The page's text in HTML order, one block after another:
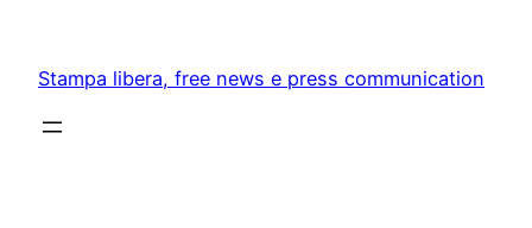
content
Stampa libera, free news e press communication